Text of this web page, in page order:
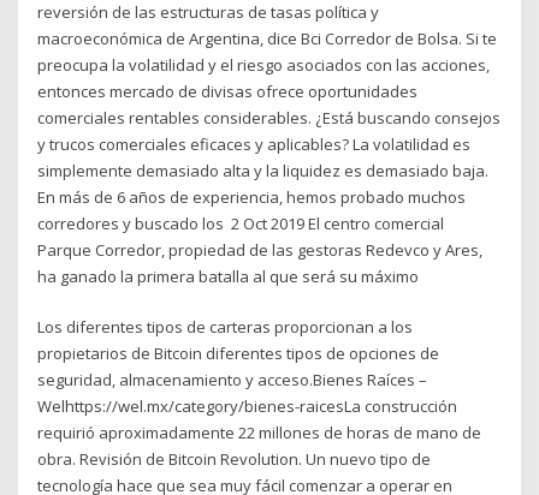
reversión de las estructuras de tasas política y
macroeconómica de Argentina, dice Bci Corredor de Bolsa. Si te
preocupa la volatilidad y el riesgo asociados con las acciones,
entonces mercado de divisas ofrece oportunidades
comerciales rentables considerables. ¿Está buscando consejos
y trucos comerciales eficaces y aplicables? La volatilidad es
simplemente demasiado alta y la liquidez es demasiado baja.
En más de 6 años de experiencia, hemos probado muchos
corredores y buscado los 2 Oct 2019 El centro comercial
Parque Corredor, propiedad de las gestoras Redevco y Ares,
ha ganado la primera batalla al que será su máximo
Los diferentes tipos de carteras proporcionan a los
propietarios de Bitcoin diferentes tipos de opciones de
seguridad, almacenamiento y acceso.Bienes Raíces –
Welhttps://wel.mx/category/bienes-raicesLa construcción
requirió aproximadamente 22 millones de horas de mano de
obra. Revisión de Bitcoin Revolution. Un nuevo tipo de
tecnología hace que sea muy fácil comenzar a operar en